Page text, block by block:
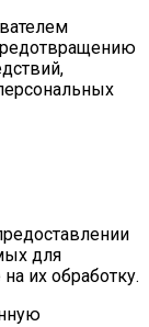
для
их обработку.